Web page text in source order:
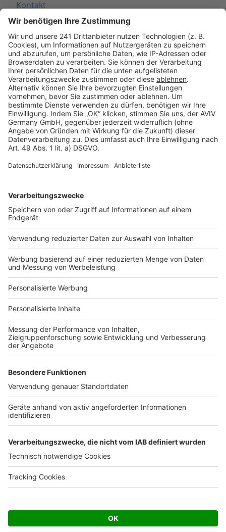
Kontakt
Seitenaufbau
Barrierefreiheit
Cookie Einstellungen
Rechtliches
AGB-Übersicht
Datenschutz
Impressum
Services
Bauprojekt-Quiz
Häuser-Suche
Hausanbieter-Suche
Bauprojekt-Profil
Für Unternehmen
Ihre Baufirma auf bauen.de
Kostenloses Infogespräch
Facebook
Twitter